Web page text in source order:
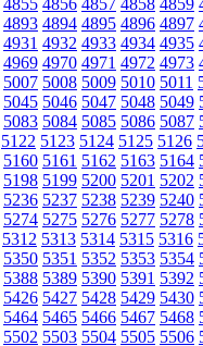
4855 4856 4857 4858 4859
4893 4894 4895 4896 4897
4931 4932 4933 4934 4935
4969 4970 4971 4972 4973
5007 5008 5009 5010 5011
5045 5046 5047 5048 5049
5083 5084 5085 5086 5087
5122 5123 5124 5125 5126
5160 5161 5162 5163 5164
5198 5199 5200 5201 5202
5236 5237 5238 5239 5240
5274 5275 5276 5277 5278
5312 5313 5314 5315 5316
5350 5351 5352 5353 5354
5388 5389 5390 5391 5392
5426 5427 5428 5429 5430
5464 5465 5466 5467 5468
5502 5503 5504 5505 5506